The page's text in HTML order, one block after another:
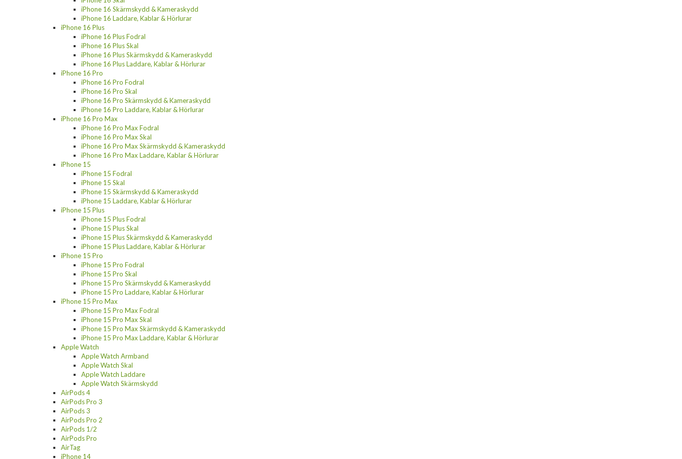
iPhone 16 Skärmskydd & Kameraskydd
iPhone 16 Laddare, Kablar & Hörlurar
iPhone 16 Plus
iPhone 16 Plus Fodral
iPhone 16 Plus Skal
iPhone 16 Plus Skärmskydd & Kameraskydd
iPhone 16 Plus Laddare, Kablar & Hörlurar
iPhone 16 Pro
iPhone 16 Pro Fodral
iPhone 16 Pro Skal
iPhone 16 Pro Skärmskydd & Kameraskydd
iPhone 16 Pro Laddare, Kablar & Hörlurar
iPhone 16 Pro Max
iPhone 16 Pro Max Fodral
iPhone 16 Pro Max Skal
iPhone 16 Pro Max Skärmskydd & Kameraskydd
iPhone 16 Pro Max Laddare, Kablar & Hörlurar
iPhone 15
iPhone 15 Fodral
iPhone 15 Skal
iPhone 15 Skärmskydd & Kameraskydd
iPhone 15 Laddare, Kablar & Hörlurar
iPhone 15 Plus
iPhone 15 Plus Fodral
iPhone 15 Plus Skal
iPhone 15 Plus Skärmskydd & Kameraskydd
iPhone 15 Plus Laddare, Kablar & Hörlurar
iPhone 15 Pro
iPhone 15 Pro Fodral
iPhone 15 Pro Skal
iPhone 15 Pro Skärmskydd & Kameraskydd
iPhone 15 Pro Laddare, Kablar & Hörlurar
iPhone 15 Pro Max
iPhone 15 Pro Max Fodral
iPhone 15 Pro Max Skal
iPhone 15 Pro Max Skärmskydd & Kameraskydd
iPhone 15 Pro Max Laddare, Kablar & Hörlurar
Apple Watch
Apple Watch Armband
Apple Watch Skal
Apple Watch Laddare
Apple Watch Skärmskydd
AirPods 4
AirPods Pro 3
AirPods 3
AirPods Pro 2
AirPods 1/2
AirPods Pro
AirTag
iPhone 14